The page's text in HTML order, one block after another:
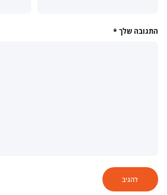
התגובה שלך *